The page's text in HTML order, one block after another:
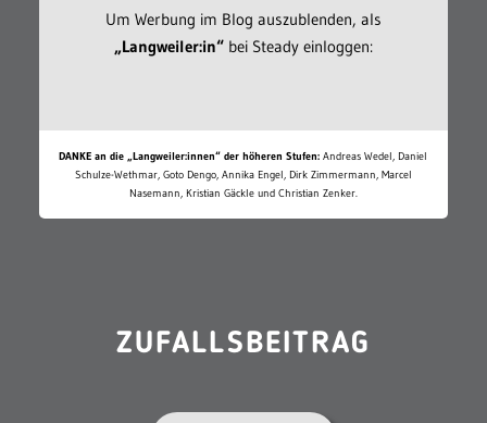
Um Werbung im Blog auszublenden, als
„Langweiler:in“bei Steady einloggen:
DANKE an die „Langweiler:innen“ der höheren Stufen: Andreas Wedel, Daniel
Schulze-Wethmar, Goto Dengo, Annika Engel, Dirk Zimmermann, Marcel
Nasemann, Kristian Gäckle und Christian Zenker.
ZUFALLSBEITRAG